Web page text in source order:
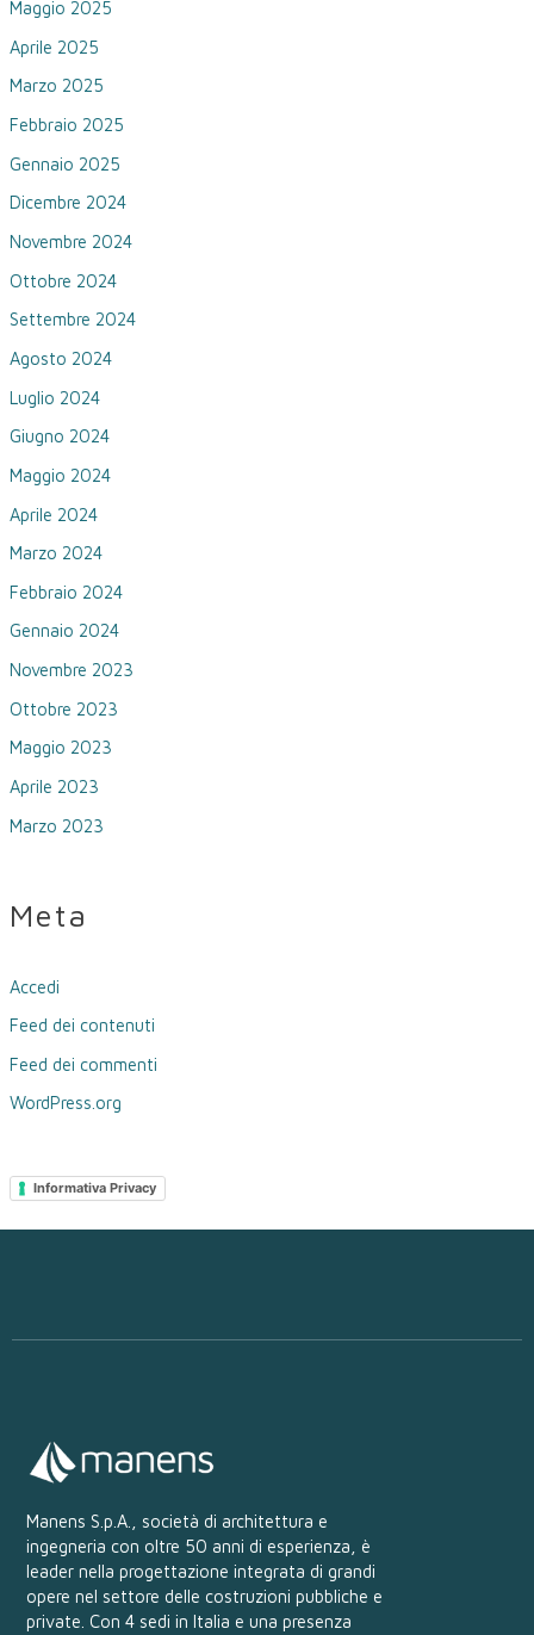
Maggio 2025
Aprile 2025
Marzo 2025
Febbraio 2025
Gennaio 2025
Dicembre 2024
Novembre 2024
Ottobre 2024
Settembre 2024
Agosto 2024
Luglio 2024
Giugno 2024
Maggio 2024
Aprile 2024
Marzo 2024
Febbraio 2024
Gennaio 2024
Novembre 2023
Ottobre 2023
Maggio 2023
Aprile 2023
Marzo 2023
Meta
Accedi
Feed dei contenuti
Feed dei commenti
WordPress.org
Informativa Privacy
Manens S.p.A., società di architettura e
ingegneria con oltre 50 anni di esperienza, è
leader nella progettazione integrata di grandi
opere nel settore delle costruzioni pubbliche e
private. Con 4 sedi in Italia e una presenza